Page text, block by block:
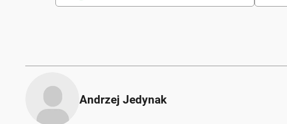
Andrzej Jedynak